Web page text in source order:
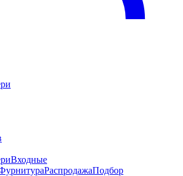
Входные
РаспродажаПодбор